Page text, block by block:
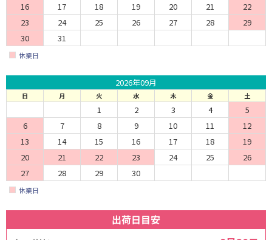
16
17 18 19 20 21
22
23
24 25 26 27 28
29
30
31
休業日
2026年09月
日 月 火 水 木 金 土
1 2 3 4
5
6
7 8 9 10 11
12
13
14 15 16 17 18
19
20
21 22 23 24 25
26
27
28 29 30
休業日
出荷日目安